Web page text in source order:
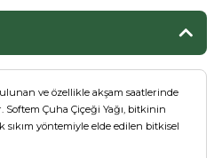
ve özellikle akşam saatlerinde
Softem Çuha Çiçeği Yağı, bitkinin
yöntemiyle elde edilen bitkisel